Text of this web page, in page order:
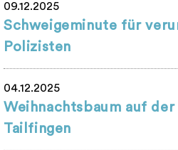
09.12.2025
Schweigeminute für
Polizisten
04.12.2025
Weihnachtsbaum auf der
Tailfingen